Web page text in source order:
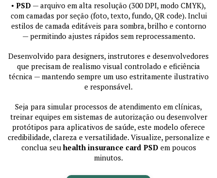
• PSD — arquivo em alta resolução (300 DPI, modo CMYK),
com camadas por seção (foto, texto, fundo, QR code). Inclui
estilos de camada editáveis para sombra, brilho e contorno
— permitindo ajustes rápidos sem reprocessamento.
Desenvolvido para designers, instrutores e desenvolvedores
que precisam de realismo visual controlado e eficiência
técnica — mantendo sempre um uso estritamente ilustrativo
e responsável.
Seja para simular processos de atendimento em clínicas,
treinar equipes em sistemas de autorização ou desenvolver
protótipos para aplicativos de saúde, este modelo oferece
credibilidade, clareza e versatilidade. Visualize, personalize e
conclua seu health insurance card PSD em poucos
minutos.